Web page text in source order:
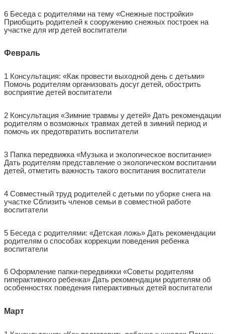
6 Беседа с родителями на тему «Снежные постройки»
Приобщить родителей к сооружению снежных построек на
участке для игр детей воспитатели
Февраль
1 Консультация: «Как провести выходной день с детьми»
Помочь родителям организовать досуг детей, обострить
восприятие детей воспитатели
2 Консультация «Зимние травмы у детей» Дать рекомендации
родителям о возможных травмах детей в зимний период и
помочь их предотвратить воспитатели
3 Папка передвижка «Музыка и экологическое воспитание»
Дать родителям представление о экологическом воспитании
детей, отметить важность такого воспитания воспитатели
4 Совместный труд родителей с детьми по уборке снега на
участке Сблизить членов семьи в совместной работе
воспитатели
5 Беседа с родителями: «Детская ложь» Дать рекомендации
родителям о способах коррекции поведения ребенка
воспитатели
6 Оформление папки-передвижки «Советы родителям
гиперактивного ребенка» Дать рекомендации родителям об
особенностях поведения гиперактивных детей воспитатели
Март